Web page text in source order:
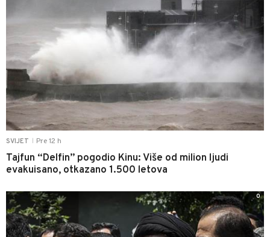
SVIJET Pre 12 h
Tajfun “Delfin” pogodio Kinu: Više od milion ljudi
evakuisano, otkazano 1.500 letova
0